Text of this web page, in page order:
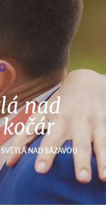
nad
NAD SÁZAVOU –